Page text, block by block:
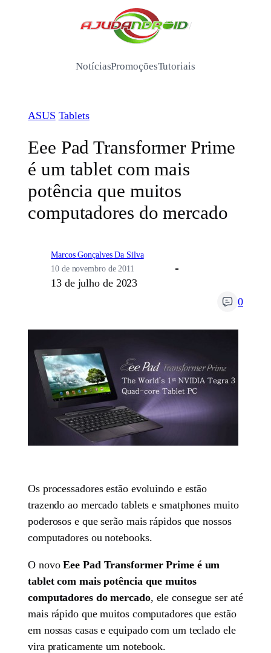
/
NotíciasPromoçõesTutoriais
ASUS Tablets
Eee Pad Transformer Prime
é um tablet com mais
potência que muitos
computadores do mercado
Marcos Gonçalves Da Silva
10 de novembro de 2011
13 de julho de 2023
0
Os processadores estão evoluindo e estão
trazendo ao mercado tablets e smatphones muito
poderosos e que serão mais rápidos que nossos
computadores ou notebooks.
O novoEee Pad Transformer Prime é um
tablet com mais potência que muitos
computadores do mercado, ele consegue ser até
mais rápido que muitos computadores que estão
em nossas casas e equipado com um teclado ele
vira praticamente um notebook.